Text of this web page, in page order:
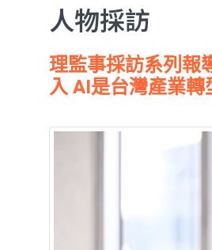
人物採訪
理監事採訪系列報
入 AI是台灣產業轉